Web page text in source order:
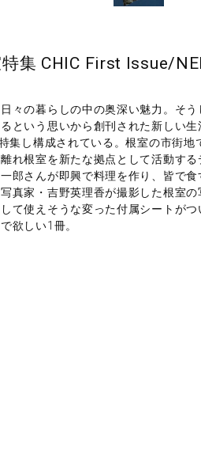
集 CHIC First Issue/
々の暮らしの中の奥深い魅力。そ
という思いから創刊された新しい生
集し構成されている。根室の市街地
れ根室を新たな拠点として活動する
郎さんが即興で料理を作り、皆で
真家・吉野英理香が撮影した根室
て使えそうな変った付属シートが
欲しい1冊。